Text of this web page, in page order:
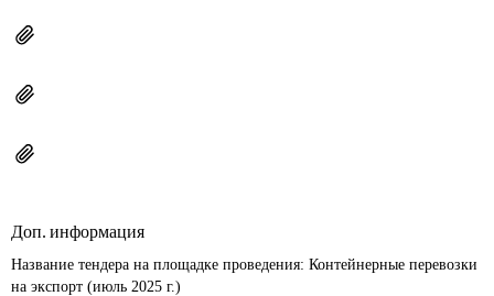
Доп. информация
Название тендера на площадке проведения: Контейнерные перевозки
на экспорт (июль 2025 г.)